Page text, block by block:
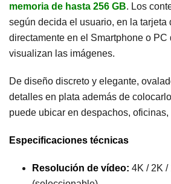
memoria de hasta 256 GB. Los
según decida el usuario, en la tarjeta
directamente en el Smartphone o PC
visualizan las imágenes.
De diseño discreto y elegante,
detalles en plata además de
puede ubicar en despachos,
Especificaciones técnicas
Resolución de vídeo: 4K / 2K /